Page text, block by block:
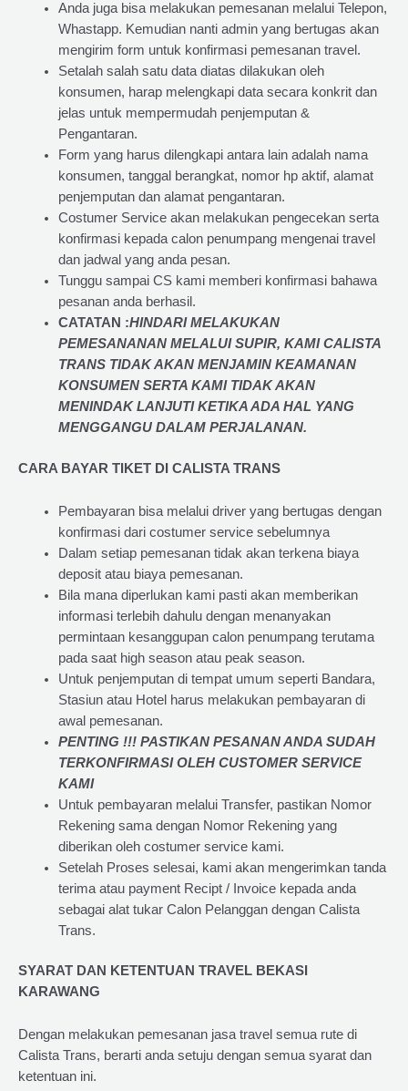
Anda juga bisa melakukan pemesanan melalui Telepon,
Whastapp. Kemudian nanti admin yang bertugas akan
mengirim form untuk konfirmasi pemesanan travel.
Setalah salah satu data diatas dilakukan oleh
konsumen, harap melengkapi data secara konkrit dan
jelas untuk mempermudah penjemputan &
Pengantaran.
Form yang harus dilengkapi antara lain adalah nama
konsumen, tanggal berangkat, nomor hp aktif, alamat
penjemputan dan alamat pengantaran.
Costumer Service akan melakukan pengecekan serta
konfirmasi kepada calon penumpang mengenai travel
dan jadwal yang anda pesan.
Tunggu sampai CS kami memberi konfirmasi bahawa
pesanan anda berhasil.
CATATAN :HINDARI MELAKUKAN
PEMESANANAN MELALUI SUPIR, KAMICALISTA
TRANSTIDAK AKAN MENJAMINKEAMANAN
KONSUMEN SERTA KAMI TIDAK AKAN
MENINDAK LANJUTI KETIKA ADA HAL YANG
MENGGANGU DALAM PERJALANAN.
CARA BAYAR TIKET DI CALISTA TRANS
Pembayaran bisa melalui driver yang bertugas dengan
konfirmasi dari costumer service sebelumnya
Dalam setiap pemesanan tidak akan terkena biaya
deposit atau biaya pemesanan.
Bila mana diperlukan kami pasti akan memberikan
informasi terlebih dahulu dengan menanyakan
permintaan kesanggupan calon penumpang terutama
pada saat high season atau peak season.
Untuk penjemputan di tempat umum seperti Bandara,
Stasiun atau Hotel harus melakukan pembayaran di
awal pemesanan.
PENTING !!! PASTIKAN PESANAN ANDA SUDAH
TERKONFIRMASI OLEH CUSTOMER SERVICE
KAMI
Untuk pembayaran melalui Transfer, pastikan Nomor
Rekening sama dengan Nomor Rekening yang
diberikan oleh costumer service kami.
Setelah Proses selesai, kami akan mengerimkan tanda
terima atau payment Recipt / Invoice kepada anda
sebagai alat tukar Calon Pelanggan dengan Calista
Trans.
SYARAT DAN KETENTUAN TRAVEL BEKASI
KARAWANG
Dengan melakukan pemesanan jasa travel semua rute di
Calista Trans, berarti anda setuju dengan semua syarat dan
ketentuan ini.